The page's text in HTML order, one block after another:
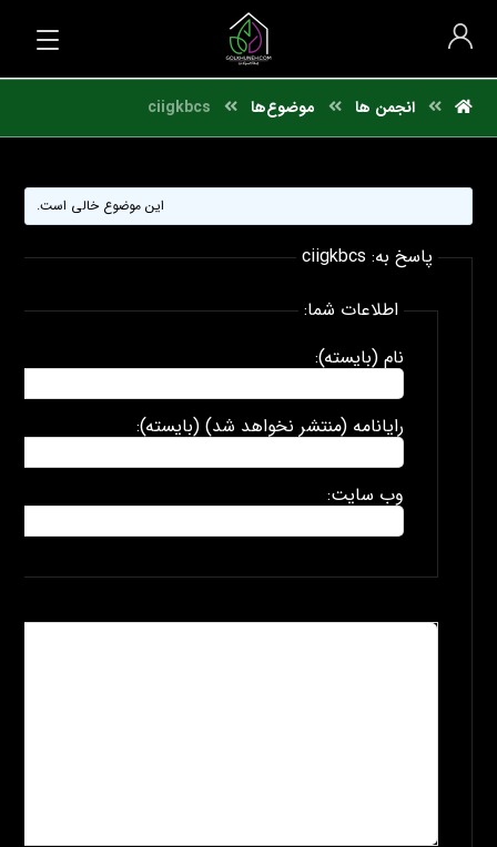
انجمن ها موضوع‌ها ciigkbcs
این موضوع خالی است.
پاسخ به: ciigkbcs
اطلاعات شما:
نام (بایسته):
رایانامه (منتشر نخواهد شد) (بایسته):
وب سایت: